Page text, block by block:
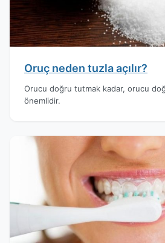
Oruç neden tuzla açılır?
Orucu doğru tutmak kadar, orucu
önemlidir.